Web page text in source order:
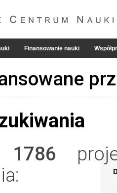
Finansowanie nauki
1786